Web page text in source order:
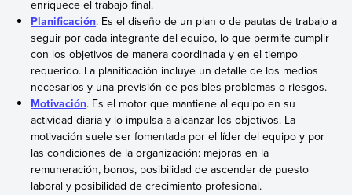
enriquece el trabajo final.
Planificación. Es el diseño de un plan o de pautas de trabajo a
seguir por cada integrante del equipo, lo que permite cumplir
con los objetivos de manera coordinada y en el tiempo
requerido. La planificación incluye un detalle de los medios
necesarios y una previsión de posibles problemas o riesgos.
Motivación. Es el motor que mantiene al equipo en su
actividad diaria y lo impulsa a alcanzar los objetivos. La
motivación suele ser fomentada por el líder del equipo y por
las condiciones de la organización: mejoras en la
remuneración, bonos, posibilidad de ascender de puesto
laboral y posibilidad de crecimiento profesional.